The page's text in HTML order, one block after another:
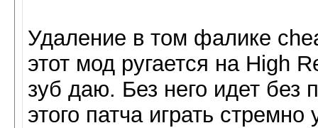
Удаление в том фалике
этот мод ругается на High
зуб даю. Без него идет без
этого патча играть стремно